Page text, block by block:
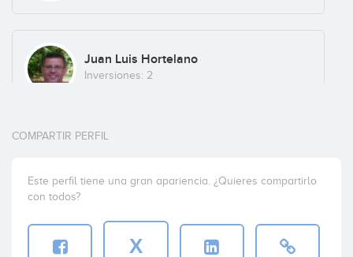
Juan Luis Hortelano
Inversiones: 2
Cabiedes and Partners
COMPARTIR PERFIL
Este perfil tiene una gran apariencia. ¿Quieres compartirlo
con todos?
X